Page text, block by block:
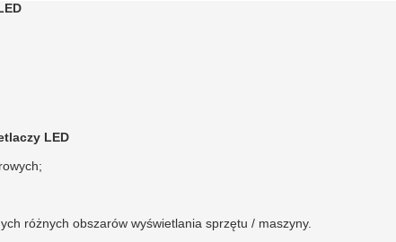
LED
różnych obszarów wyświetlania sprzętu / maszyny.